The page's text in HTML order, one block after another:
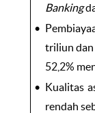
Banking
triliun dan
52,2%
Kualitas
rendah